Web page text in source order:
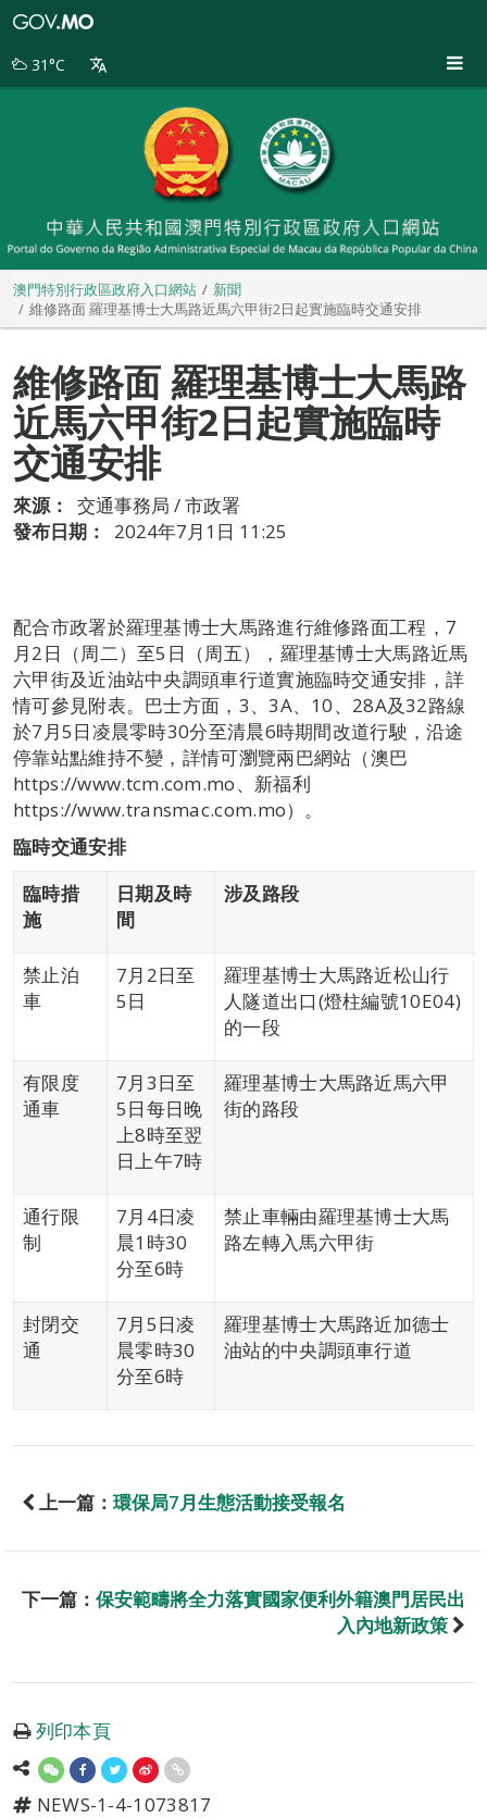
別
31°C
澳門特別行政區政府入口網站
新聞
維修路面 羅理基博士大馬路近馬六甲街2日起實施臨時交通安排
維修路面 羅理基博士大馬路
近馬六甲街2日起實施臨時
交通安排
來源：
交通事務局 / 市政署
發布日期：
2024年7月1日 11:25
配合市政署於羅理基博士大馬路進行維修路面工程，7
月2日（周二）至5日（周五），羅理基博士大馬路近馬
六甲街及近油站中央調頭車行道實施臨時交通安排，詳
情可參見附表。巴士方面，3、3A、10、28A及32路線
於7月5日凌晨零時30分至清晨6時期間改道行駛，沿途
停靠站點維持不變，詳情可瀏覽兩巴網站（澳巴
https://www.tcm.com.mo、新福利
https://www.transmac.com.mo）。
臨時交通安排
臨時措
施
日期及時
間
涉及路段
禁止泊
車
7月2日至
5日
羅理基博士大馬路近松山行
人隧道出口(燈柱編號10E04)
的一段
有限度
通車
7月3日至
5日每日晚
上8時至翌
日上午7時
羅理基博士大馬路近馬六甲
街的路段
通行限
制
7月4日凌
晨1時30
分至6時
禁止車輛由羅理基博士大馬
路左轉入馬六甲街
封閉交
通
7月5日凌
晨零時30
分至6時
羅理基博士大馬路近加德士
油站的中央調頭車行道
上一篇： 環保局7月生態活動接受報名
下一篇： 保安範疇將全力落實國家便利外籍澳門居民出
入內地新政策
列印本頁
NEWS-1-4-1073817